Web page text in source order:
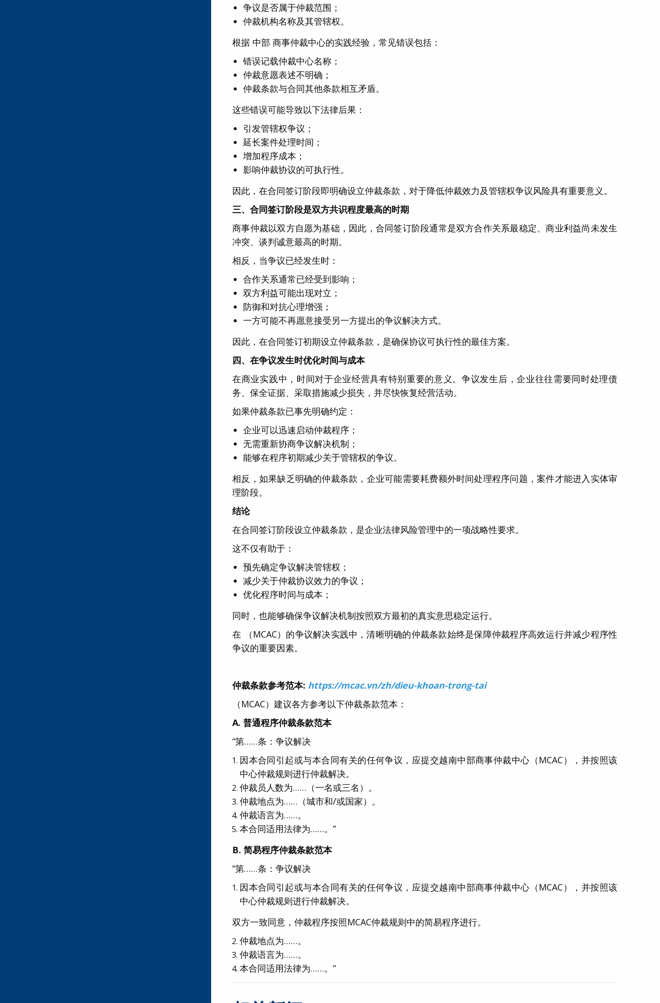
争议是否属于仲裁范围；
仲裁机构名称及其管辖权。
根据 中部 商事仲裁中心的实践经验，常见错误包括：
错误记载仲裁中心名称；
仲裁意愿表述不明确；
仲裁条款与合同其他条款相互矛盾。
这些错误可能导致以下法律后果：
引发管辖权争议；
延长案件处理时间；
增加程序成本；
影响仲裁协议的可执行性。
因此，在合同签订阶段即明确设立仲裁条款，对于降低仲裁效力及管辖权争议风险具有重要意义。
三、合同签订阶段是双方共识程度最高的时期
商事仲裁以双方自愿为基础，因此，合同签订阶段通常是双方合作关系最稳定、商业利益尚未发生
冲突、谈判诚意最高的时期。
相反，当争议已经发生时：
合作关系通常已经受到影响；
双方利益可能出现对立；
防御和对抗心理增强；
一方可能不再愿意接受另一方提出的争议解决方式。
因此，在合同签订初期设立仲裁条款，是确保协议可执行性的最佳方案。
四、在争议发生时优化时间与成本
在商业实践中，时间对于企业经营具有特别重要的意义。争议发生后，企业往往需要同时处理债
务、保全证据、采取措施减少损失，并尽快恢复经营活动。
如果仲裁条款已事先明确约定：
企业可以迅速启动仲裁程序；
无需重新协商争议解决机制；
能够在程序初期减少关于管辖权的争议。
相反，如果缺乏明确的仲裁条款，企业可能需要耗费额外时间处理程序问题，案件才能进入实体审
理阶段。
结论
在合同签订阶段设立仲裁条款，是企业法律风险管理中的一项战略性要求。
这不仅有助于：
预先确定争议解决管辖权；
减少关于仲裁协议效力的争议；
优化程序时间与成本；
同时，也能够确保争议解决机制按照双方最初的真实意思稳定运行。
在 （MCAC）的争议解决实践中，清晰明确的仲裁条款始终是保障仲裁程序高效运行并减少程序性
争议的重要因素。
仲裁条款参考范本: https://mcac.vn/zh/dieu-khoan-trong-tai
（MCAC）建议各方参考以下仲裁条款范本：
A.普通程序仲裁条款范本
“第……条：争议解决
因本合同引起或与本合同有关的任何争议，应提交越南中部商事仲裁中心（MCAC），并按照该
中心仲裁规则进行仲裁解决。
仲裁员人数为……（一名或三名）。
仲裁地点为……（城市和/或国家）。
仲裁语言为……。
本合同适用法律为……。”
B.简易程序仲裁条款范本
“第……条：争议解决
因本合同引起或与本合同有关的任何争议，应提交越南中部商事仲裁中心（MCAC），并按照该
中心仲裁规则进行仲裁解决。
双方一致同意，仲裁程序按照MCAC仲裁规则中的简易程序进行。
仲裁地点为……。
仲裁语言为……。
本合同适用法律为……。”